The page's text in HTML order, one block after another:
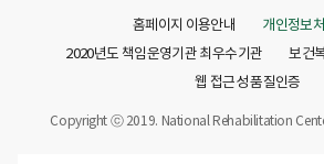
홈페이지 이용안내
개인정보
2020년도 책임운영기관 최우수기관
보건
웹 접근성 품질인증
Copyright ⓒ 2019. National Rehabilitation